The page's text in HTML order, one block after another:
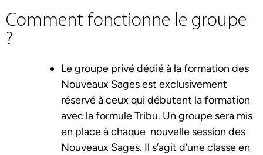
Comment fonctionne le groupe
?
Le groupe privé dédié à la formation des
Nouveaux Sages est exclusivement
réservé à ceux qui débutent la formation
avec la formule Tribu. Un groupe sera mis
en place à chaque nouvelle session des
Nouveaux Sages. Il s’agit d’une classe en